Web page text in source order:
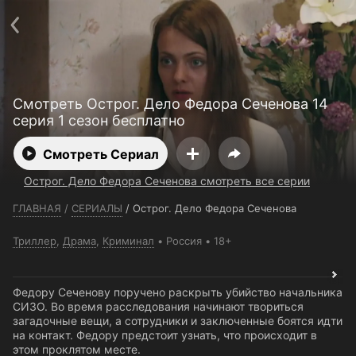
Смотреть Острог. Дело Федора Сеченова 14
серия 1 сезон бесплатно
Смотреть Сериал
Острог. Дело Федора Сеченова смотреть все серии
ГЛАВНАЯ / СЕРИАЛЫ / Острог. Дело Федора Сеченова
Триллер Драма Криминал Россия 18+
Федору Сеченову поручено раскрыть убийство начальника
СИЗО. Во время расследования начинают твориться
загадочные вещи, а сотрудники и заключенные боятся идти
на контакт. Федору предстоит узнать, что происходит в
этом проклятом месте.
+7 (727) 323 10 92
Пользовательское соглашение
Политика конфиденциальности
Открыть приложение
Ввести промокод